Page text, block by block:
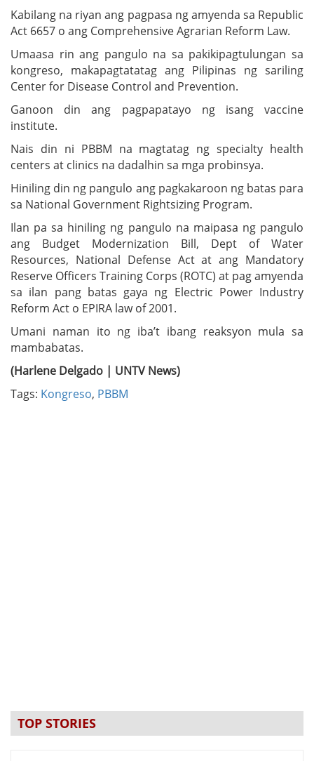
Kabilang na riyan ang pagpasa ng amyenda sa Republic
Act 6657 o ang Comprehensive Agrarian Reform Law.
Umaasa rin ang pangulo na sa pakikipagtulungan sa
kongreso, makapagtatatag ang Pilipinas ng sariling
Center for Disease Control and Prevention.
Ganoon din ang pagpapatayo ng isang vaccine
institute.
Nais din ni PBBM na magtatag ng specialty health
centers at clinics na dadalhin sa mga probinsya.
Hiniling din ng pangulo ang pagkakaroon ng batas para
sa National Government Rightsizing Program.
Ilan pa sa hiniling ng pangulo na maipasa ng pangulo
ang Budget Modernization Bill, Dept of Water
Resources, National Defense Act at ang Mandatory
Reserve Officers Training Corps (ROTC) at pag amyenda
sa ilan pang batas gaya ng Electric Power Industry
Reform Act o EPIRA law of 2001.
Umani naman ito ng iba’t ibang reaksyon mula sa
mambabatas.
(Harlene Delgado | UNTV News)
Tags: Kongreso, PBBM
TOP STORIES